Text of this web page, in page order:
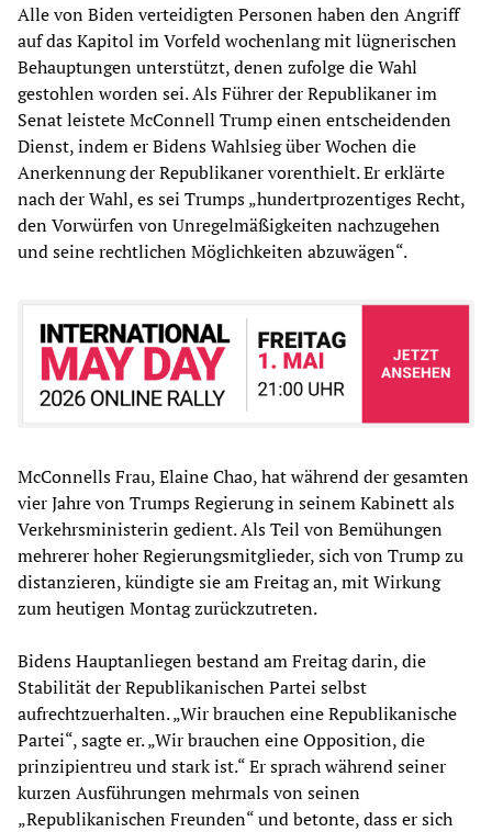
Alle von Biden verteidigten Personen haben den Angriff
auf das Kapitol im Vorfeld wochenlang mit lügnerischen
Behauptungen unterstützt, denen zufolge die Wahl
gestohlen worden sei. Als Führer der Republikaner im
Senat leistete McConnell Trump einen entscheidenden
Dienst, indem er Bidens Wahlsieg über Wochen die
Anerkennung der Republikaner vorenthielt. Er erklärte
nach der Wahl, es sei Trumps „hundertprozentiges Recht,
den Vorwürfen von Unregelmäßigkeiten nachzugehen
und seine rechtlichen Möglichkeiten abzuwägen“.
McConnells Frau, Elaine Chao, hat während der gesamten
vier Jahre von Trumps Regierung in seinem Kabinett als
Verkehrsministerin gedient. Als Teil von Bemühungen
mehrerer hoher Regierungsmitglieder, sich von Trump zu
distanzieren, kündigte sie am Freitag an, mit Wirkung
zum heutigen Montag zurückzutreten.
Bidens Hauptanliegen bestand am Freitag darin, die
Stabilität der Republikanischen Partei selbst
aufrechtzuerhalten. „Wir brauchen eine Republikanische
Partei“, sagte er. „Wir brauchen eine Opposition, die
prinzipientreu und stark ist.“ Er sprach während seiner
kurzen Ausführungen mehrmals von seinen
„Republikanischen Freunden“ und betonte, dass er sich